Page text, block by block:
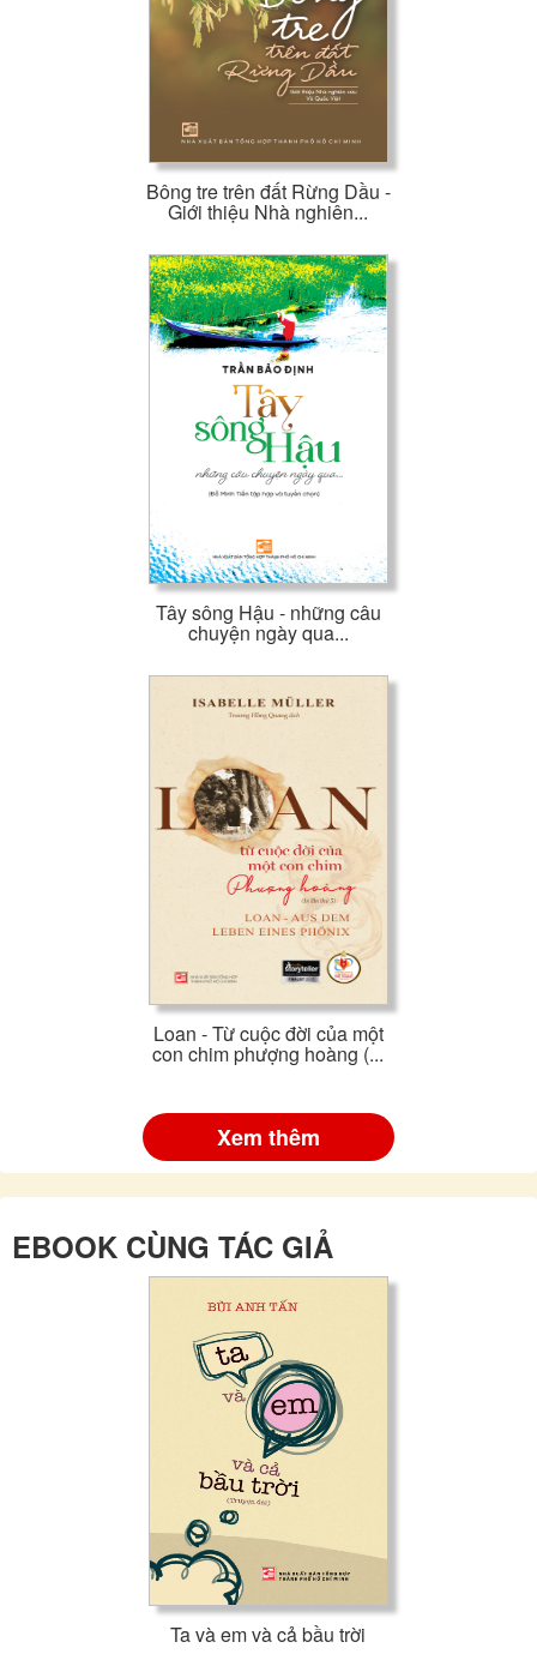
Bông tre trên đất Rừng Dầu -
Giới thiệu Nhà nghiên...
Tây sông Hậu - những câu
chuyện ngày qua...
Loan - Từ cuộc đời của một
con chim phượng hoàng (...
Xem thêm
EBOOK CÙNG TÁC GIẢ
Ta và em và cả bầu trời